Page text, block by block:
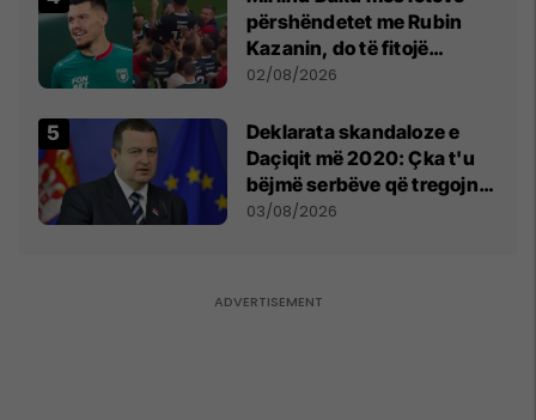
përshëndetet me Rubin
Kazanin, do të fitojë
miliona te Spartak Moska
02/08/2026
​Deklarata skandaloze e
Daçiqit më 2020: Çka t'u
bëjmë serbëve që tregojnë
ku janë varrosur shqiptarët
03/08/2026